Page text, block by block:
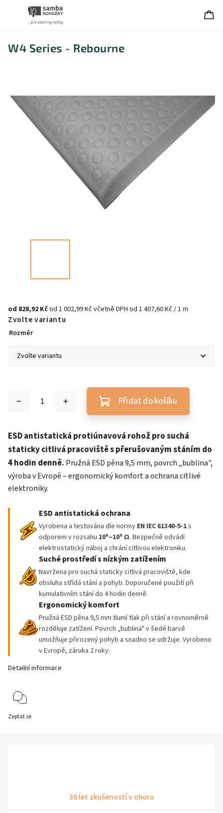
W4 Series - Rebourne
od 828,92 Kčod 1 002,99 Kčvčetně DPH od 1 407,60 Kč / 1 m
Zvolte variantu
Rozměr
Přidat do košíku
ESD antistatická protiúnavová rohož pro suchá
staticky citlivá pracoviště s přerušovaným stáním do
4 hodin denně. Pružná ESD pěna 9,5 mm, povrch „bublina",
výroba v Evropě – ergonomický komfort a ochrana citlivé
elektroniky.
ESD antistatická ochrana
Vyrobena a testována dle normy EN IEC 61340-5-1s
odporem v rozsahu 10⁶–10⁹ Ω. Bezpečně odvádí
elektrostatický náboj a chrání citlivou elektroniku.
Suché prostředí s nízkým zatížením
Navržena pro suchá staticky citlivá pracoviště, kde
obsluha střídá stání a pohyb. Doporučené použití při
kumulativním stání do 4 hodin denně.
Ergonomický komfort
Pružná ESD pěna 9,5 mm tlumí tlak při stání a rovnoměrně
rozděluje zatížení. Povrch „bublina" v šedé barvě
umožňuje přirozený pohyb a snadno se udržuje. Vyrobeno
v Evropě, záruka 2 roky.
Detailní informace
Zeptat se
30 let zkušeností v oboru